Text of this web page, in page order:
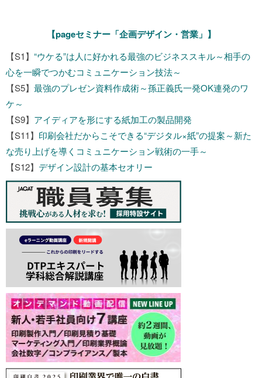
【pageセミナー「企画デザイン・営業」】
【S1】 “ウケる”は人に好かれる最強のビジネススキル～相手の
心を一瞬でつかむコミュニケーション技法～
【S5】 最強のプレゼン資料作成術～孫正義氏一発OK連発のワ
ケ～
【S9】 アイディアを形にする紙加工の製品開発
【S11】 印刷会社だからこそできる“デジタル×紙”の提案～新た
な売り上げを導くコミュニケーション戦術の一手～
【S12】 デザイン設計の基本セオリー